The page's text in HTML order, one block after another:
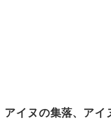
アイヌの集落、アイ